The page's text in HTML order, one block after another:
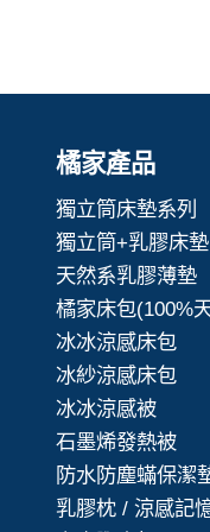
橘家產品
獨立筒床墊系列
獨立筒+乳膠床墊
天然系乳膠薄墊
橘家床包(100%
冰冰涼感床包
冰紗涼感床包
冰冰涼感被
石墨烯發熱被
防水防塵蟎保潔
乳膠枕 / 涼感記